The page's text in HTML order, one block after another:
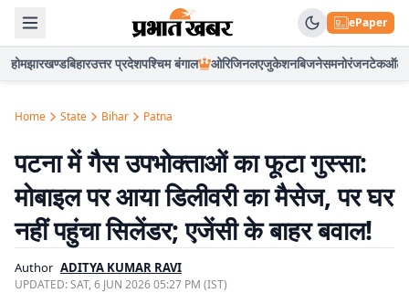
ePaper
होमझारखण्डबिहारउत्तर प्रदेशपश्चिम बंगाल ओरिजिनलएजुकेशनबिजनेसमनोरंजनटेकऑटो
Home State Bihar Patna
पटना में गैस उपभोक्ताओं का फूटा गुस्सा:
मोबाइल पर आया डिलीवरी का मैसेज, पर घर
नहीं पहुंचा सिलेंडर; एजेंसी के बाहर बवाल!
Author ADITYA KUMAR RAVI
UPDATED:SAT, 6 JUN 2026 05:27 PM (IST)